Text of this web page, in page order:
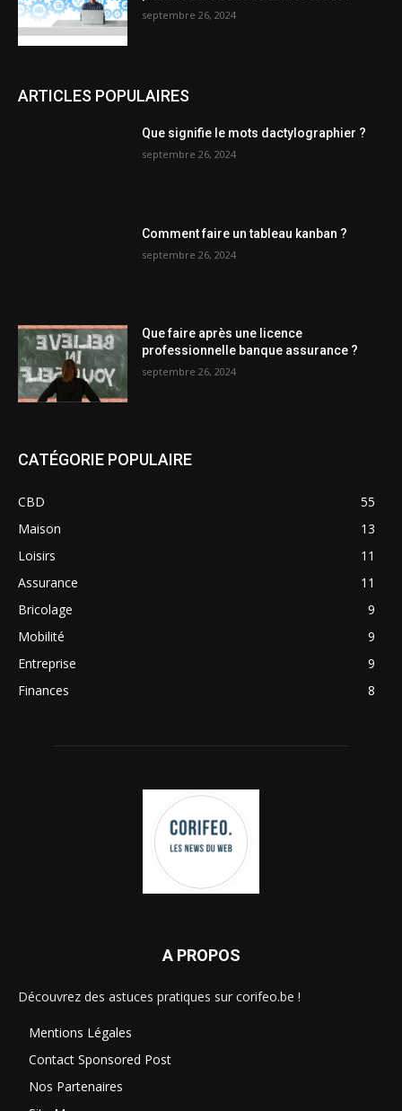
septembre 26, 2024
ARTICLES POPULAIRES
Que signifie le mots dactylographier ?
septembre 26, 2024
Comment faire un tableau kanban ?
septembre 26, 2024
Que faire après une licence
professionnelle banque assurance ?
septembre 26, 2024
CATÉGORIE POPULAIRE
CBD
55
Maison
13
Loisirs
11
Assurance
11
Bricolage
9
Mobilité
9
Entreprise
9
Finances
8
A PROPOS
Découvrez des astuces pratiques sur corifeo.be !
Mentions Légales
Contact Sponsored Post
Nos Partenaires